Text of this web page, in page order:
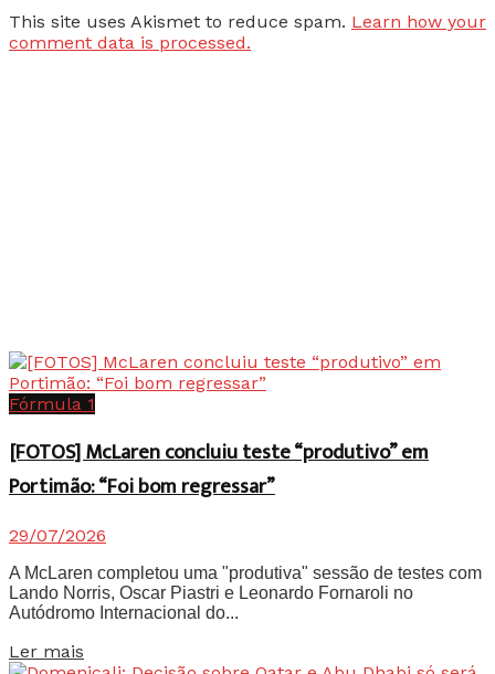
This site uses Akismet to reduce spam. Learn how your
comment data is processed.
Fórmula 1
[FOTOS] McLaren concluiu teste “produtivo” em
Portimão: “Foi bom regressar”
29/07/2026
A McLaren completou uma "produtiva" sessão de testes com
Lando Norris, Oscar Piastri e Leonardo Fornaroli no
Autódromo Internacional do...
Ler mais